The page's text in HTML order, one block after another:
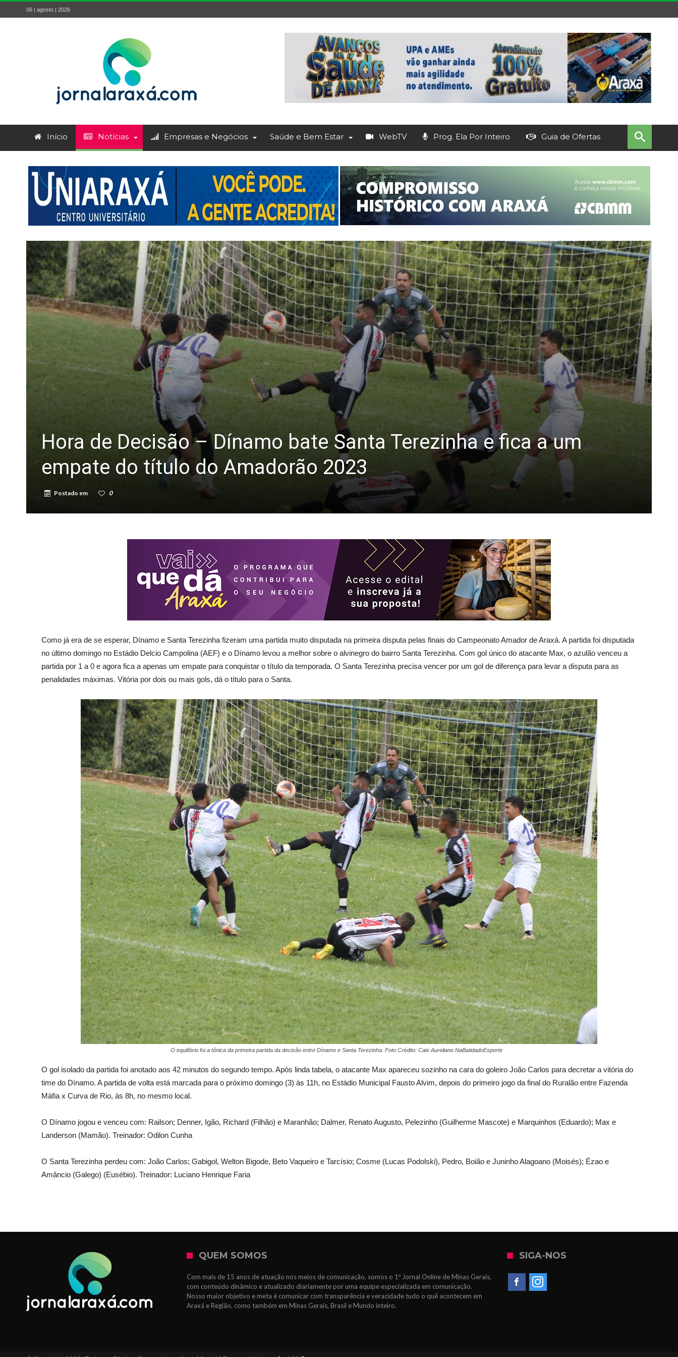
06 | agosto | 2026
Início Notícias Empresas e Negócios Saúde e Bem Estar WebTV Prog. Ela Por Inteiro Guia de Ofertas
Hora de Decisão – Dínamo bate Santa Terezinha e fica a um
empate do título do Amadorão 2023
Postado em 0
Como já era de se esperar, Dínamo e Santa Terezinha fizeram uma partida muito disputada na primeira disputa pelas finais do Campeonato Amador de Araxá. A partida foi disputada
no último domingo no Estádio Delcio Campolina (AEF) e o Dínamo levou a melhor sobre o alvinegro do bairro Santa Terezinha. Com gol único do atacante Max, o azulão venceu a
partida por 1 a 0 e agora fica a apenas um empate para conquistar o título da temporada. O Santa Terezinha precisa vencer por um gol de diferença para levar a disputa para as
penalidades máximas. Vitória por dois ou mais gols, dá o título para o Santa.
O equilíbrio foi a tônica da primeira partida da decisão entre Dínamo e Santa Terezinha. Foto Crédito: Caio Aureliano NaBatidadoEsporte
O gol isolado da partida foi anotado aos 42 minutos do segundo tempo. Após linda tabela, o atacante Max apareceu sozinho na cara do goleiro João Carlos para decretar a vitória do
time do Dínamo. A partida de volta está marcada para o próximo domingo (3) às 11h, no Estádio Municipal Fausto Alvim, depois do primeiro jogo da final do Ruralão entre Fazenda
Máfia x Curva de Rio, às 8h, no mesmo local.
O Dínamo jogou e venceu com: Railson; Denner, Igão, Richard (Filhão) e Maranhão; Dalmer, Renato Augusto, Pelezinho (Guilherme Mascote) e Marquinhos (Eduardo); Max e
Landerson (Mamão). Treinador: Odilon Cunha
O Santa Terezinha perdeu com: João Carlos; Gabigol, Welton Bigode, Beto Vaqueiro e Tarcísio; Cosme (Lucas Podolski), Pedro, Boião e Juninho Alagoano (Moisés); Ézao e
Amâncio (Galego) (Eusébio). Treinador: Luciano Henrique Faria
QUEM SOMOS
Com mais de 15 anos de atuação nos meios de comunicação, somos o 1º Jornal Online de Minas Gerais,
com conteúdo dinâmico e atualizado diariamente por uma equipe especializada em comunicação.
Nosso maior objetivo e meta é comunicar com transparência e veracidade tudo o quê acontecem em
Araxá e Região, como também em Minas Gerais, Brasil e Mundo inteiro.
SIGA-NOS